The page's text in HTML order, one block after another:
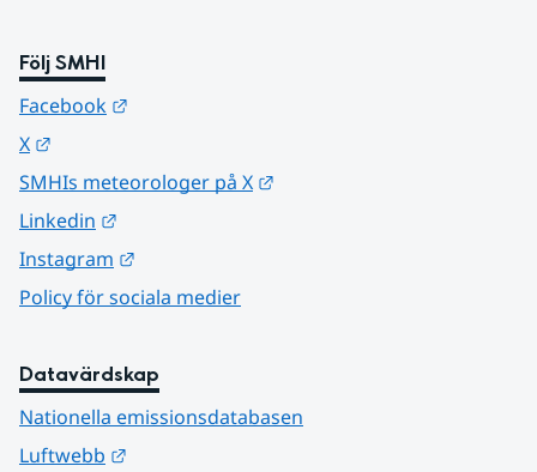
Följ SMHI
Facebook
X
SMHIs meteorologer på X
Linkedin
Instagram
Policy för sociala medier
Datavärdskap
Nationella emissionsdatabasen
Luftwebb